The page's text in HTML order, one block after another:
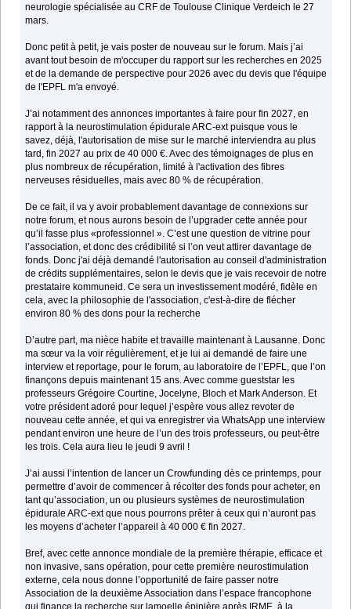
neurologie spécialisée au CRF de Toulouse Clinique Verdeich le 27
mars.
Donc petit à petit, je vais poster de nouveau sur le forum. Mais j’ai
avant tout besoin de m'occuper du rapport sur les recherches en 2025
et de la demande de perspective pour 2026 avec du devis que l'équipe
de l'EPFL m'a envoyé.
J’ai notamment des annonces importantes à faire pour fin 2027, en
rapport à la neurostimulation épidurale ARC-ext puisque vous le
savez, déjà, l'autorisation de mise sur le marché interviendra au plus
tard, fin 2027 au prix de 40 000 €. Avec des témoignages de plus en
plus nombreux de récupération, limité à l'activation des fibres
nerveuses résiduelles, mais avec 80 % de récupération.
De ce fait, il va y avoir probablement davantage de connexions sur
notre forum, et nous aurons besoin de l’upgrader cette année pour
qu’il fasse plus «professionnel ». C’est une question de vitrine pour
l’association, et donc des crédibilité si l’on veut attirer davantage de
fonds. Donc j'ai déjà demandé l'autorisation au conseil d'administration
de crédits supplémentaires, selon le devis que je vais recevoir de notre
prestataire kommuneid. Ce sera un investissement modéré, fidèle en
cela, avec la philosophie de l'association, c'est-à-dire de flécher
environ 80 % des dons pour la recherche
D’autre part, ma nièce habite et travaille maintenant à Lausanne. Donc
ma sœur va la voir régulièrement, et je lui ai demandé de faire une
interview et reportage, pour le forum, au laboratoire de l’EPFL, que l’on
finançons depuis maintenant 15 ans. Avec comme gueststar les
professeurs Grégoire Courtine, Jocelyne, Bloch et Mark Anderson. Et
votre président adoré pour lequel j’espère vous allez revoter de
nouveau cette année, et qui va enregistrer via WhatsApp une interview
pendant environ une heure de l’un des trois professeurs, ou peut-être
les trois. Cela aura lieu le jeudi 9 avril !
J’ai aussi l’intention de lancer un Crowfunding dès ce printemps, pour
permettre d’avoir de commencer à récolter des fonds pour acheter, en
tant qu’association, un ou plusieurs systèmes de neurostimulation
épidurale ARC-ext que nous pourrons prêter à ceux qui n’auront pas
les moyens d’acheter l’appareil à 40 000 € fin 2027.
Bref, avec cette annonce mondiale de la première thérapie, efficace et
non invasive, sans opération, pour cette première neurostimulation
externe, cela nous donne l’opportunité de faire passer notre
Association de la deuxième Association dans l’espace francophone
qui finance la recherche sur lamoelle épinière après IRME, à la